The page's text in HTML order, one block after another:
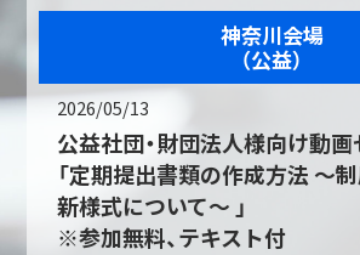
神奈川会場
（公益）
2026/05/13
公益社団・財団法人様向け動
「定期提出書類の作成方法 ～
新様式について～ 」
※参加無料、テキスト付